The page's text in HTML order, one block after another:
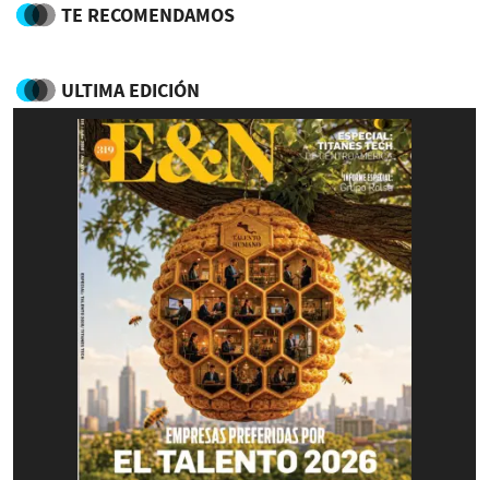
TE RECOMENDAMOS
ULTIMA EDICIÓN